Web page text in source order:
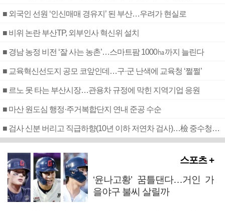
■ 외국인 선원 ‘인신매매 경유지’ 된 부산…우려가 현실로
■ 비위 논란 부산TP, 외부인사 혁신위 설치
■ 경남 농정 비전 ‘잘 사는 농촌’…스마트팜 1000㏊까지 늘린다
■ 교육혁신선도지 공모 코앞인데…구·군 난색에 교육청 ‘쩔쩔’
■ 르노 못 타는 부산시장…관용차 규정에 막힌 지역기업 응원
■ 마산 원도심 행정·주거복합단지 연내 준공 수순
■ 검사 신분 버리고 직급하향(10년 이하 저연차 검사)…檢 중수청행 기피
스포츠 +
‘윤나고황’ 꿈틀댄다…거인 가
을야구 불씨 살릴까